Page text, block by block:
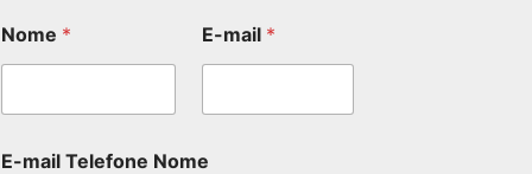
Nome * E-mail *
E-mail Telefone Nome